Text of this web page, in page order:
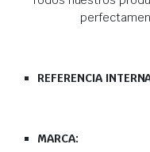
REFERENCIA
MARCA: